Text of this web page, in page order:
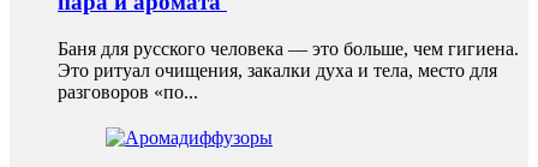
Баня для русского человека — это больше, чем гигиена.
Это ритуал очищения, закалки духа и тела, место для
разговоров «по...